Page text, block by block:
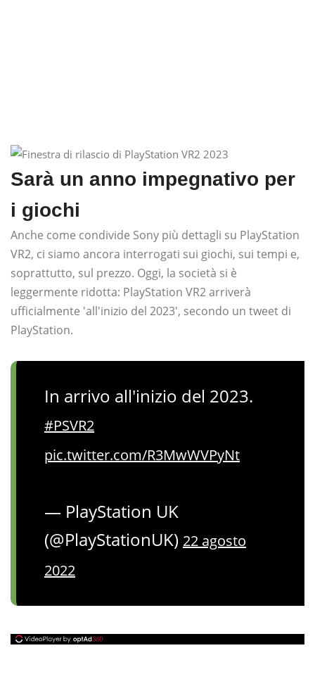
Sarà un anno impegnativo per
i giochi
Anche come condivide Sony più dettagli su PlayStation
VR2, ci siamo ancora interrogati sui giochi, sui tempi e,
soprattutto, sul prezzo. Oggi, la società si è
leggermente ridotta: PlayStation VR2 arriverà
ufficialmente 'all'inizio del 2023', secondo un tweet di
PlayStation.
In arrivo all'inizio del 2023.
#PSVR2
pic.twitter.com/R3MwWVPyNt
— PlayStation UK
(@PlayStationUK) 22 agosto
2022